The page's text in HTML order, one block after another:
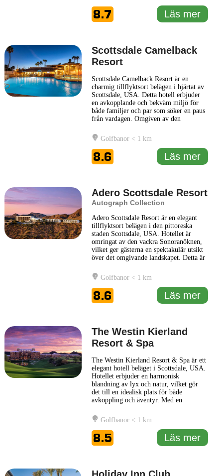
utformade för att tillgodose både
affärsresenärer och turister. Gäster... Läs
mer
8.7 Läs mer
Scottsdale Camelback
Resort
Scottsdale Camelback Resort är en
charmig tillflyktsort belägen i hjärtat av
Scottsdale, USA. Detta hotell erbjuder
en avkopplande och bekväm miljö för
både familjer och par som söker en paus
från vardagen. Omgiven av den
Mountain, ger resorten besökarna
fantastiska utsikter och en känsla av
lugn. Hotellet är känt för sin
avslappnade och vänliga atmosfär.
Gästerna
Golfbanor < 1 km
8.6 Läs mer
Adero Scottsdale Resort
Autograph Collection
Adero Scottsdale Resort är en elegant
tillflyktsort belägen i den pittoreska
staden Scottsdale, USA. Hotellet är
omringat av den vackra Sonoranöknen,
vilket ger gästerna en spektakulär utsikt
över det omgivande landskapet. Detta är
smälter samman för att erbjuda en
avkopplande och minnesvärd vistelse.
Resorten utmärker sig genom sina
moderna faciliteter och noggranna ... Läs
mer
Golfbanor < 1 km
8.6 Läs mer
The Westin Kierland
Resort & Spa
The Westin Kierland Resort & Spa är ett
elegant hotell beläget i Scottsdale, USA.
Hotellet erbjuder en harmonisk
blandning av lyx och natur, vilket gör
det till en idealisk plats för både
avkoppling och äventyr. Med en
Westin Kierland Resort & Spa den
kulturella och naturliga skönhet som
kännetecknar området. Besökare på
hotellet kan förvänta sig ett brett
spektrum
Golfbanor < 1 km
8.5 Läs mer